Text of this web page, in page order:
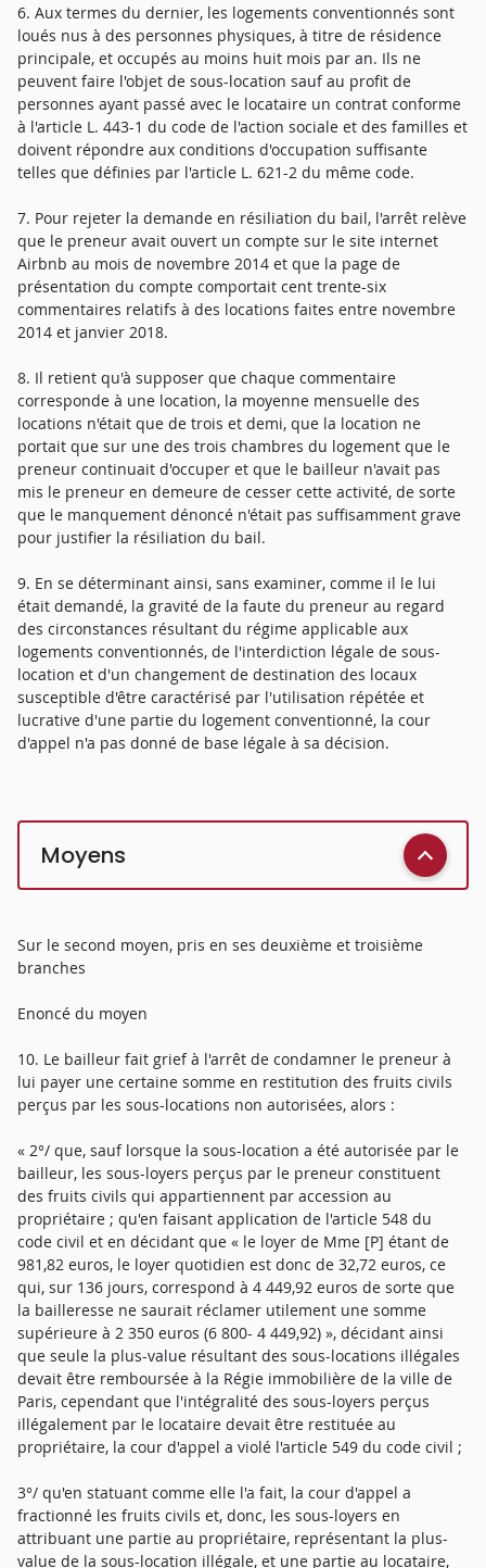
6. Aux termes du dernier, les logements conventionnés sont
loués nus à des personnes physiques, à titre de résidence
principale, et occupés au moins huit mois par an. Ils ne
peuvent faire l'objet de sous-location sauf au profit de
personnes ayant passé avec le locataire un contrat conforme
à l'article L. 443-1 du code de l'action sociale et des familles et
doivent répondre aux conditions d'occupation suffisante
telles que définies par l'article L. 621-2 du même code.
7. Pour rejeter la demande en résiliation du bail, l'arrêt relève
que le preneur avait ouvert un compte sur le site internet
Airbnb au mois de novembre 2014 et que la page de
présentation du compte comportait cent trente-six
commentaires relatifs à des locations faites entre novembre
2014 et janvier 2018.
8. Il retient qu'à supposer que chaque commentaire
corresponde à une location, la moyenne mensuelle des
locations n'était que de trois et demi, que la location ne
portait que sur une des trois chambres du logement que le
preneur continuait d'occuper et que le bailleur n'avait pas
mis le preneur en demeure de cesser cette activité, de sorte
que le manquement dénoncé n'était pas suffisamment grave
pour justifier la résiliation du bail.
9. En se déterminant ainsi, sans examiner, comme il le lui
était demandé, la gravité de la faute du preneur au regard
des circonstances résultant du régime applicable aux
logements conventionnés, de l'interdiction légale de sous-
location et d'un changement de destination des locaux
susceptible d'être caractérisé par l'utilisation répétée et
lucrative d'une partie du logement conventionné, la cour
d'appel n'a pas donné de base légale à sa décision.
Moyens
Sur le second moyen, pris en ses deuxième et troisième
branches
Enoncé du moyen
10. Le bailleur fait grief à l'arrêt de condamner le preneur à
lui payer une certaine somme en restitution des fruits civils
perçus par les sous-locations non autorisées, alors :
« 2°/ que, sauf lorsque la sous-location a été autorisée par le
bailleur, les sous-loyers perçus par le preneur constituent
des fruits civils qui appartiennent par accession au
propriétaire ; qu'en faisant application de l'article 548 du
code civil et en décidant que « le loyer de Mme [P] étant de
981,82 euros, le loyer quotidien est donc de 32,72 euros, ce
qui, sur 136 jours, correspond à 4 449,92 euros de sorte que
la bailleresse ne saurait réclamer utilement une somme
supérieure à 2 350 euros (6 800- 4 449,92) », décidant ainsi
que seule la plus-value résultant des sous-locations illégales
devait être remboursée à la Régie immobilière de la ville de
Paris, cependant que l'intégralité des sous-loyers perçus
illégalement par le locataire devait être restituée au
propriétaire, la cour d'appel a violé l'article 549 du code civil ;
3°/ qu'en statuant comme elle l'a fait, la cour d'appel a
fractionné les fruits civils et, donc, les sous-loyers en
attribuant une partie au propriétaire, représentant la plus-
value de la sous-location illégale, et une partie au locataire,